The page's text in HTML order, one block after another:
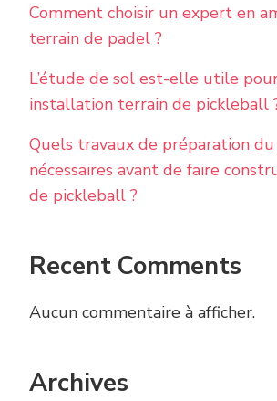
Comment choisir un expert en
terrain de padel ?
L’étude de sol est-elle utile
installation terrain de pickleball
Quels travaux de préparation
nécessaires avant de faire
de pickleball ?
Recent Comments
Aucun commentaire à afficher.
Archives